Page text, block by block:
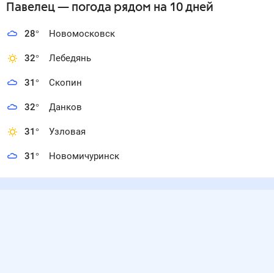
Павелец— погода рядом на 10 дней
28° Новомосковск
32° Лебедянь
31° Скопин
32° Данков
31° Узловая
31° Новомичуринск